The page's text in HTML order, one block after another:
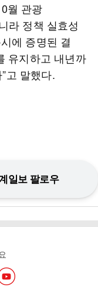
월 관광
라 정책 실효성
에 증명된 결
유지하고 내년까
고 말했다.
일보 팔로우